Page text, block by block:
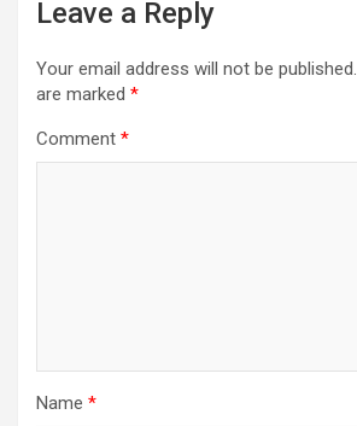
Leave a Reply
Your email address will not be published.
are marked *
Comment *
Name *